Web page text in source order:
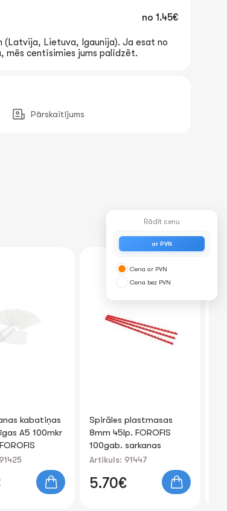
no 1.45€
Lietuva, Igaunija). Ja esat no
mēs centīsimies jums palīdzēt.
Pārskaitījums
kabatiņas
A5 100mkr
Spirāles plastmasas
8mm 45lp. FOROFIS
100gab. sarkanas
Artikuls: 91447
5.70€
Rādīt cenu
ar PVN
Cena ar PVN
Cena bez PVN